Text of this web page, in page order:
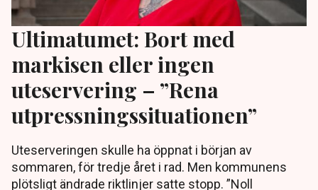
Ultimatumet: Bort med
markisen eller ingen
uteservering – ”Rena
utpressningssituationen”
Uteserveringen skulle ha öppnat i början av
sommaren, för tredje året i rad. Men kommunens
plötsligt ändrade riktlinjer satte stopp. ”Noll